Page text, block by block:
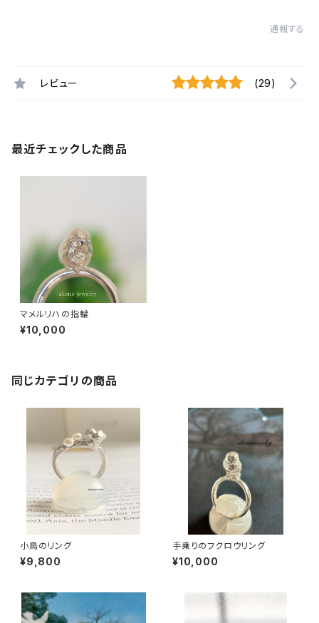
通報する
レビュー (29)
最近チェックした商品
マメルリハの指輪
¥10,000
同じカテゴリの商品
小鳥のリング
¥9,800
手乗りのフクロウリング
¥10,000